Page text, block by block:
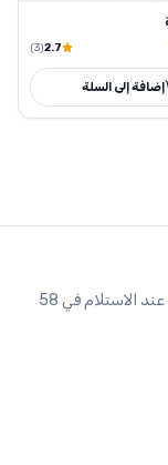
2.7
(3)
إضافة إلى السلة
وجهتك للتسوق عبر الإنترنت في الجزائر. الدفع عند الاستلام في 58